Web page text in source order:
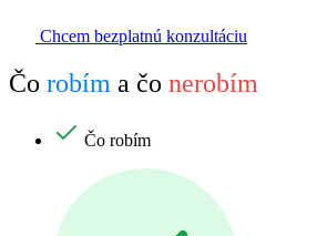
Chcem bezplatnú konzultáciu
Čo robím a čo nerobím
Čo robím